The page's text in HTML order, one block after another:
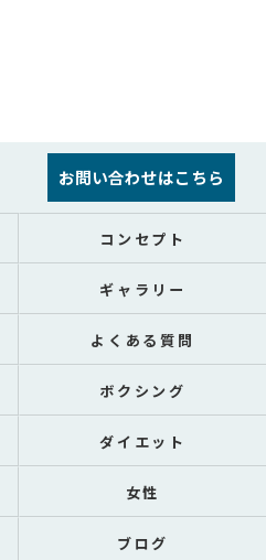
お問い合わせはこちら
コンセプト
ギャラリー
よくある質問
ボクシング
ダイエット
女性
ブログ